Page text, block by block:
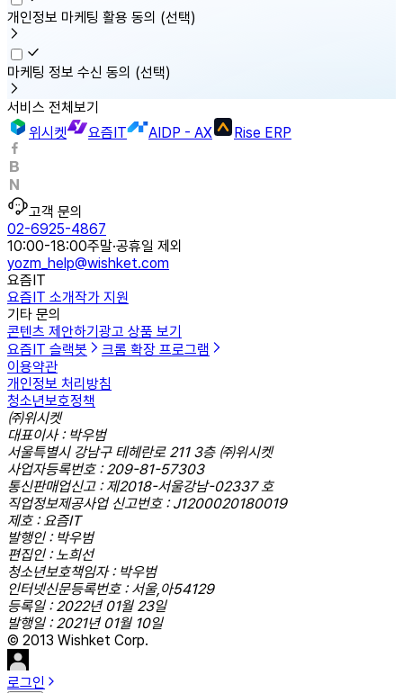
개인정보 마케팅 활용 동의 (선택)
마케팅 정보 수신 동의 (선택)
서비스 전체보기
위시켓
요즘IT AIDP - AX Rise ERP
고객 문의
02-6925-4867
10:00-18:00주말·공휴일 제외
yozm_help@wishket.com
요즘IT
요즘IT 소개작가 지원
기타 문의
콘텐츠 제안하기광고 상품 보기
요즘IT 슬랙봇
크롬 확장 프로그램
이용약관
개인정보 처리방침
청소년보호정책
㈜위시켓
대표이사 : 박우범
서울특별시 강남구 테헤란로 211 3층 ㈜위시켓
사업자등록번호 : 209-81-57303
통신판매업신고 : 제2018-서울강남-02337 호
직업정보제공사업 신고번호 : J1200020180019
제호 : 요즘IT
발행인 : 박우범
편집인 : 노희선
청소년보호책임자 : 박우범
인터넷신문등록번호 : 서울,아54129
등록일 : 2022년 01월 23일
발행일 : 2021년 01월 10일
© 2013 Wishket Corp.
로그인